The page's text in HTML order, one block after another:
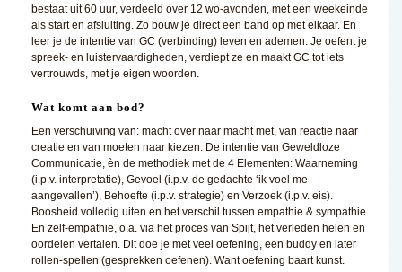
bestaat uit 60 uur, verdeeld over 12 wo-avonden, met een weekeinde
als start en afsluiting. Zo bouw je direct een band op met elkaar. En
leer je de intentie van GC (verbinding) leven en ademen. Je oefent je
spreek- en luistervaardigheden, verdiept ze en maakt GC tot iets
vertrouwds, met je eigen woorden.
Wat komt aan bod?
Een verschuiving van: macht over naar macht met, van reactie naar
creatie en van moeten naar kiezen. De intentie van Geweldloze
Communicatie, èn de methodiek met de 4 Elementen: Waarneming
(i.p.v. interpretatie), Gevoel (i.p.v. de gedachte ‘ik voel me
aangevallen’), Behoefte (i.p.v. strategie) en Verzoek (i.p.v. eis).
Boosheid volledig uiten en het verschil tussen empathie & sympathie.
En zelf-empathie, o.a. via het proces van Spijt, het verleden helen en
oordelen vertalen. Dit doe je met veel oefening, een buddy en later
rollen-spellen (gesprekken oefenen). Want oefening baart kunst.